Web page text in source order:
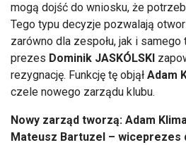
mogą dojść do wniosku, że
Tego typu decyzje pozwalają
zarówno dla zespołu, jak i samego
prezes Dominik JASKÓLSKI
rezygnację. Funkcję tę objął Adam
czele nowego zarządu klubu.
Nowy zarząd tworzą: Adam
Mateusz Bartuzel – wiceprezes